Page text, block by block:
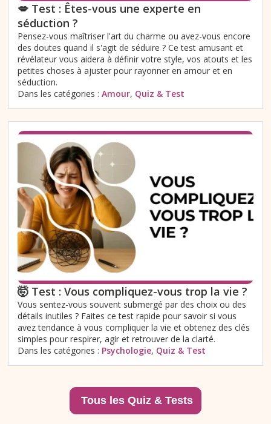
💋 Test : Êtes-vous une experte en
séduction ?
Pensez-vous maîtriser l'art du charme ou avez-vous encore
des doutes quand il s'agit de séduire ? Ce test amusant et
révélateur vous aidera à définir votre style, vos atouts et les
petites choses à ajuster pour rayonner en amour et en
séduction.
Dans les catégories : Amour, Quiz & Test
🤯 Test : Vous compliquez-vous trop la vie ?
Vous sentez-vous souvent submergé par des choix ou des
détails inutiles ? Faites ce test rapide pour savoir si vous
avez tendance à vous compliquer la vie et obtenez des clés
simples pour respirer, agir et retrouver de la clarté.
Dans les catégories : Psychologie, Quiz & Test